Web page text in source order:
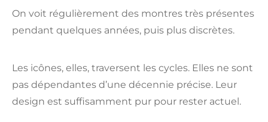
On voit régulièrement des montres très présentes
pendant quelques années, puis plus discrètes.
Les icônes, elles, traversent les cycles. Elles ne sont
pas dépendantes d’une décennie précise. Leur
design est suffisamment pur pour rester actuel.